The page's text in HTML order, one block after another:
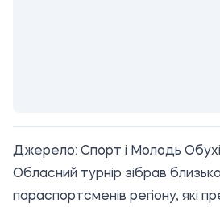
Джерело: Спорт і Молодь
Обласний турнір зібрав
параспортсменів регіону, які